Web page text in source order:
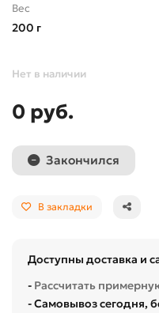
Вес
200 г
Нет в наличии
0 руб.
Закончился
В закладки
Доступны доставка и
- Рассчитать
- Самовывоз сегодня,